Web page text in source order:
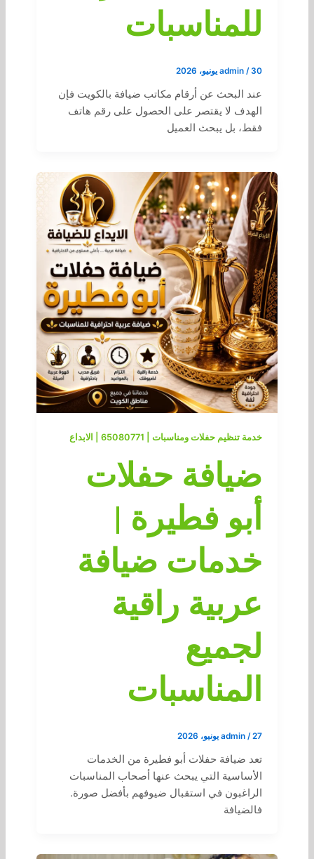
للمناسبات
admin /30 يونيو، 2026
عند البحث عن أرقام مكاتب ضيافة بالكويت فإن
الهدف لا يقتصر على الحصول على رقم هاتف
فقط، بل يبحث العميل
خدمة تنظيم حفلات ومناسبات | 65080771 | الابداع
ضيافة حفلات
أبو فطيرة |
خدمات ضيافة
عربية راقية
لجميع
المناسبات
admin /27 يونيو، 2026
تعد ضيافة حفلات أبو فطيرة من الخدمات
الأساسية التي يبحث عنها أصحاب المناسبات
الراغبون في استقبال ضيوفهم بأفضل صورة.
فالضيافة